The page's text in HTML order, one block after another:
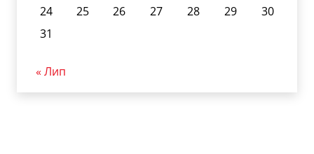
24
25 26 27 28 29
30
31
« Лип